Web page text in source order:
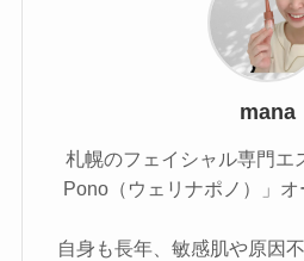
mana
札幌のフェイシャル専門エ
Pono（ウェリナポノ）」オ
自身も長年、敏感肌や原因